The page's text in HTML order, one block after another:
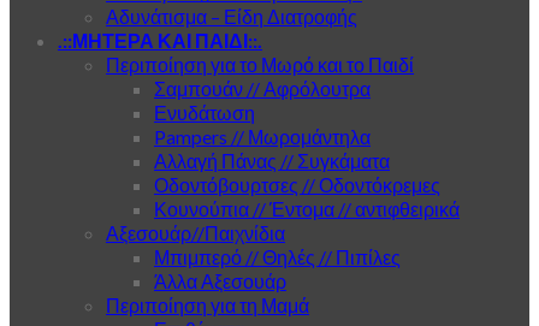
Αδυνάτισμα – Είδη Διατροφής
.::ΜΗΤΕΡΑ ΚΑΙ ΠΑΙΔΙ::.
Περιποίηση για το Μωρό και το Παιδί
Σαμπουάν // Αφρόλουτρα
Ενυδάτωση
Pampers // Μωρομάντηλα
Αλλαγή Πάνας // Συγκάματα
Οδοντόβουρτσες // Οδοντόκρεμες
Κουνούπια // Έντομα // αντιφθειρικά
Αξεσουάρ//Παιχνίδια
Μπιμπερό // Θηλές // Πιπίλες
Άλλα Αξεσουάρ
Περιποίηση για τη Μαμά